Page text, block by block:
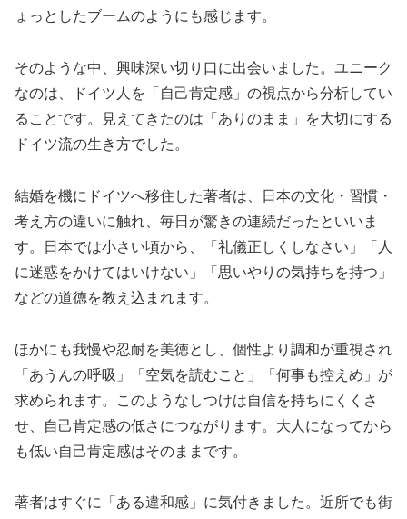
ょっとしたブームのようにも感じます。
そのような中、興味深い切り口に出会いました。ユニーク
なのは、ドイツ人を「自己肯定感」の視点から分析してい
ることです。見えてきたのは「ありのまま」を大切にする
ドイツ流の生き方でした。
結婚を機にドイツへ移住した著者は、日本の文化・習慣・
考え方の違いに触れ、毎日が驚きの連続だったといいま
す。日本では小さい頃から、「礼儀正しくしなさい」「人
に迷惑をかけてはいけない」「思いやりの気持ちを持つ」
などの道徳を教え込まれます。
ほかにも我慢や忍耐を美徳とし、個性より調和が重視され
「あうんの呼吸」「空気を読むこと」「何事も控えめ」が
求められます。このようなしつけは自信を持ちにくくさ
せ、自己肯定感の低さにつながります。大人になってから
も低い自己肯定感はそのままです。
著者はすぐに「ある違和感」に気付きました。近所でも街